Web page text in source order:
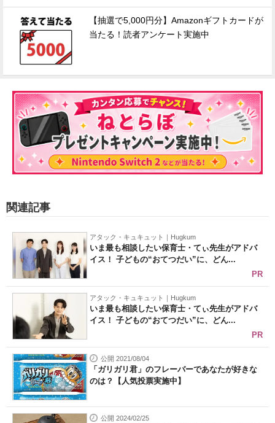
【抽選で5,000円分】Amazonギフトカードが
当たる！読者アンケート実施中
関連記事
アタック・キュキュット｜Hugkum
いま最も相談したい保育士・てぃ先生がアドバ
イス！ 子どもの“おてつだい”に、どん...
PR
アタック・キュキュット｜Hugkum
いま最も相談したい保育士・てぃ先生がアドバ
イス！ 子どもの“おてつだい”に、どん...
PR
公開 2021/08/04
「ガリガリ君」のフレーバーであなたが好きな
のは？【人気投票実施中】
公開 2024/02/25